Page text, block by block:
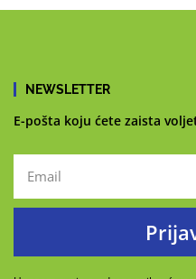
NEWSLETTER
E-pošta koju ćete zaista